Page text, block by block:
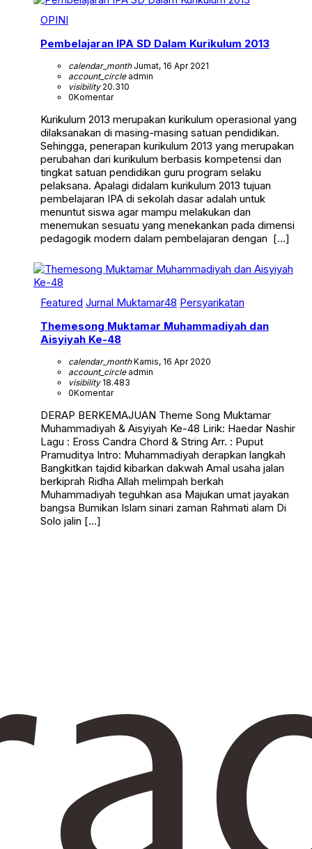
OPINI
Pembelajaran IPA SD Dalam Kurikulum 2013
calendar_monthJumat, 16 Apr 2021
account_circleadmin
visibility20.310
0Komentar
Kurikulum 2013 merupakan kurikulum operasional yang
dilaksanakan di masing-masing satuan pendidikan.
Sehingga, penerapan kurikulum 2013 yang merupakan
perubahan dari kurikulum berbasis kompetensi dan
tingkat satuan pendidikan guru program selaku
pelaksana. Apalagi didalam kurikulum 2013 tujuan
pembelajaran IPA di sekolah dasar adalah untuk
menuntut siswa agar mampu melakukan dan
menemukan sesuatu yang menekankan pada dimensi
pedagogik modern dalam pembelajaran dengan […]
Featured Jurnal Muktamar48 Persyarikatan
Themesong Muktamar Muhammadiyah dan
Aisyiyah Ke-48
calendar_monthKamis, 16 Apr 2020
account_circleadmin
visibility18.483
0Komentar
DERAP BERKEMAJUAN Theme Song Muktamar
Muhammadiyah & Aisyiyah Ke-48 Lirik: Haedar Nashir
Lagu : Eross Candra Chord & String Arr. : Puput
Pramuditya Intro: Muhammadiyah derapkan langkah
Bangkitkan tajdid kibarkan dakwah Amal usaha jalan
berkiprah Ridha Allah melimpah berkah
Muhammadiyah teguhkan asa Majukan umat jayakan
bangsa Bumikan Islam sinari zaman Rahmati alam Di
Solo jalin […]